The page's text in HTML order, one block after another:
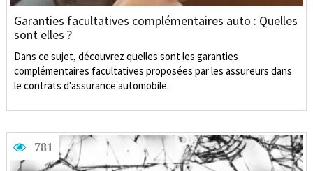
Garanties facultatives complémentaires auto : Quelles
sont elles ?
Dans ce sujet, découvrez quelles sont les garanties
complémentaires facultatives proposées par les assureurs dans
le contrats d'assurance automobile.
781